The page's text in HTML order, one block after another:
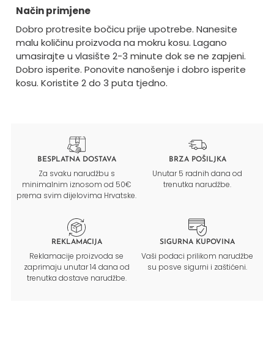
Način primjene
Dobro protresite bočicu prije upotrebe. Nanesite
malu količinu proizvoda na mokru kosu. Lagano
umasirajte u vlasište 2-3 minute dok se ne zapjeni.
Dobro isperite. Ponovite nanošenje i dobro isperite
kosu. Koristite 2 do 3 puta tjedno.
BESPLATNA DOSTAVA
Za svaku narudžbu s
minimalnim iznosom od 50€
prema svim dijelovima Hrvatske.
BRZA POŠILJKA
Unutar 5 radnih dana od
trenutka narudžbe.
REKLAMACIJA
Reklamacije proizvoda se
zaprimaju unutar 14 dana od
trenutka dostave narudžbe.
SIGURNA KUPOVINA
Vaši podaci prilikom narudžbe
su posve sigurni i zaštićeni.